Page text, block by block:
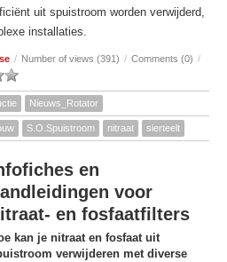
uit spuistroom worden verwijderd,
installaties.
/ Number of views (391) / Comments (0) /
Nieuws_Rotator
S.O.Spuistroom nitraat sierteelt
en
voor
en fosfaatfilters
kan je nitraat en fosfaat uit
verwijderen met diverse